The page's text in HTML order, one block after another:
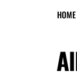
HOME